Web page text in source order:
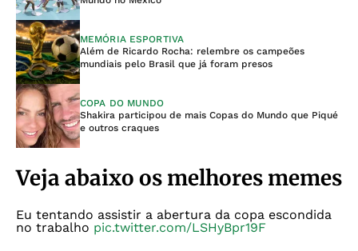
MEMÓRIA ESPORTIVA
Além de Ricardo Rocha: relembre os campeões
mundiais pelo Brasil que já foram presos
COPA DO MUNDO
Shakira participou de mais Copas do Mundo que Piqué
e outros craques
Veja abaixo os melhores memes
Eu tentando assistir a abertura da copa escondida
no trabalho pic.twitter.com/LSHyBpr19F